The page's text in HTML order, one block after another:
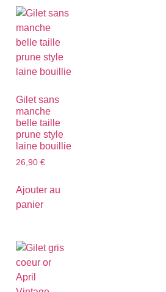
Gilet sans
manche
belle taille
prune style
laine bouillie
26,90 €
Ajouter au
panier